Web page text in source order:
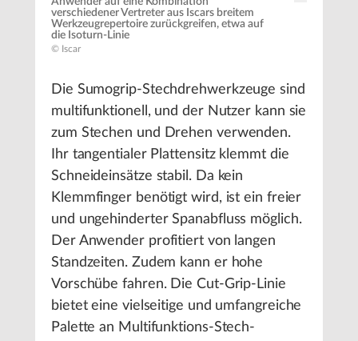
verschiedener Vertreter aus Iscars breitem
Werkzeugrepertoire zurückgreifen, etwa auf
die Isoturn-Linie
© Iscar
Die Sumogrip-Stechdrehwerkzeuge sind
multifunktionell, und der Nutzer kann sie
zum Stechen und Drehen verwenden.
Ihr tangentialer Plattensitz klemmt die
Schneideinsätze stabil. Da kein
Klemmfinger benötigt wird, ist ein freier
und ungehinderter Spanabfluss möglich.
Der Anwender profitiert von langen
Standzeiten. Zudem kann er hohe
Vorschübe fahren. Die Cut-Grip-Linie
bietet eine vielseitige und umfangreiche
Palette an Multifunktions-Stech-